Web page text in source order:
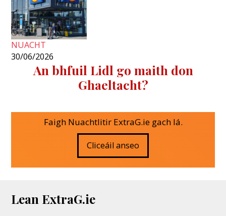
NUACHT
30/06/2026
An bhfuil Lidl go maith don
Ghaeltacht?
Faigh Nuachtlitir ExtraG.ie gach lá.
Cliceáil anseo
Lean ExtraG.ie